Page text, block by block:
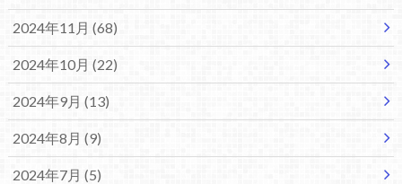
2024年11月 (68)
2024年10月 (22)
2024年9月 (13)
2024年8月 (9)
2024年7月 (5)